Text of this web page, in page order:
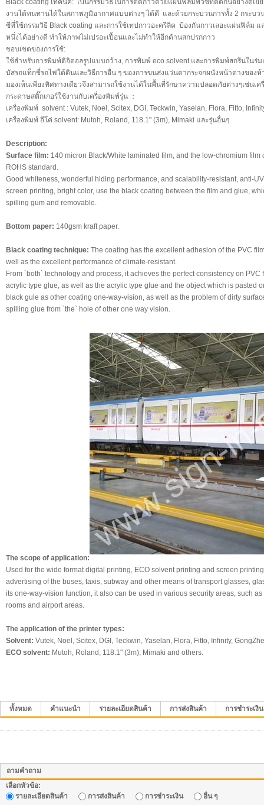
Black coating เทคนิค: เป็นกรรมวิธีในการติดกาวด้วยแผ่นฟิล์มพีวีซีที่ติดกันอย่างดีเยี่
งานได้ทนทานได้ในสภาพภูมิอากาศแบบต่างๆ ได้ดี และด้วยกระบวนการทั้ง 2 กระ
ซีที่ใช้กรรมวิธี Black coating และการใช้เทปกาวอะครีลิค ป้องกันกาวเลอะแผ่นฟิล์ม
หนึ่งได้อย่างดี ทำให้ภาพไม่เปรอะเปื้อนและไม่ทำให้อีกด้านสกปรกกาว
ขอบเขตของการใช้:
ใช้สำหรับการพิมพ์ดิจิตอลรูปแบบกว้าง, การพิมพ์ eco solvent และการพิมพ์สกรีนในร่
บัสรถแท็กซี่รถไฟใต้ดินและวิธีการอื่น ๆ ของการขนส่งแว่นตากระจกผนังหน้าต่างของ
มองเห็นเพียงทิศทางเดียวจึงสามารถใช้งานได้ในพื้นที่รักษาความปลอดภัยต่างๆเช่นเ
กระดาษสติ๊กเกอร์ใช้งานกับเครื่องพิมพ์รุ่น ：
เครื่องพิมพ์ solvent : Vutek, Noel, Scitex, DGI, Teckwin, Yaselan, Flora, Fitto,
เครื่องพิมพ์ อีโค่ solvent: Mutoh, Roland, 118.1" (3m), Mimaki และรุ่นอื่นๆ
Description:
Surface film: 140 micron Black/White laminated film, and the low-chromium
ROHS standard.
Good whiteness, wonderful hiding performance, and scalability-resistant, anti-
screen printing, bright color, use the black coating between the film and glue,
spilling gum and removable.
Bottom paper: 140gsm kraft paper.
Black coating technique: The coating has the excellent adhesion of the PVC
well as the excellent performance of climate-resistant.
From `both` technology and process, it achieves the perfect consistency on
acrylic type glue, as well as the acrylic type glue and the object which is pasted
black gule as other coating one-way-vision, as well as the problem of dirty
spilling glue from `the` hole of other one way vision.
The scope of application:
Used for the wide format digital printing, ECO solvent printing and screen
advertising of the buses, taxis, subway and other means of transport glasses,
its one-way-vision function, it also can be used in various security areas, such
rooms and airport areas.
The application of the printer types:
Solvent: Vutek, Noel, Scitex, DGI, Teckwin, Yaselan, Flora, Fitto, Infinity,
ECO solvent: Mutoh, Roland, 118.1" (3m), Mimaki and others.
ทั้งหมด คำแนะนำ รายละเอียดสินค้า การส่งสินค้า การชำระเงิน
ถามคำถาม
เลือกหัวข้อ:
รายละเอียดสินค้า
การส่งสินค้า การชำระเงิน อื่น ๆ